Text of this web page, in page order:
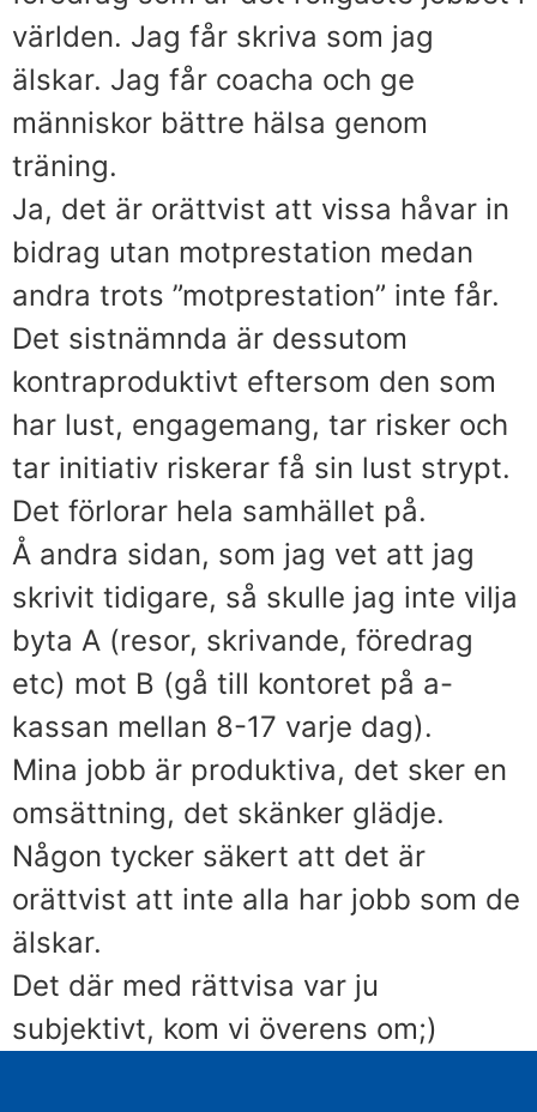
världen. Jag får skriva som jag
älskar. Jag får coacha och ge
människor bättre hälsa genom
träning.
Ja, det är orättvist att vissa håvar in
bidrag utan motprestation medan
andra trots ”motprestation” inte får.
Det sistnämnda är dessutom
kontraproduktivt eftersom den som
har lust, engagemang, tar risker och
tar initiativ riskerar få sin lust strypt.
Det förlorar hela samhället på.
Å andra sidan, som jag vet att jag
skrivit tidigare, så skulle jag inte vilja
byta A (resor, skrivande, föredrag
etc) mot B (gå till kontoret på a-
kassan mellan 8-17 varje dag).
Mina jobb är produktiva, det sker en
omsättning, det skänker glädje.
Någon tycker säkert att det är
orättvist att inte alla har jobb som de
älskar.
Det där med rättvisa var ju
subjektivt, kom vi överens om;)